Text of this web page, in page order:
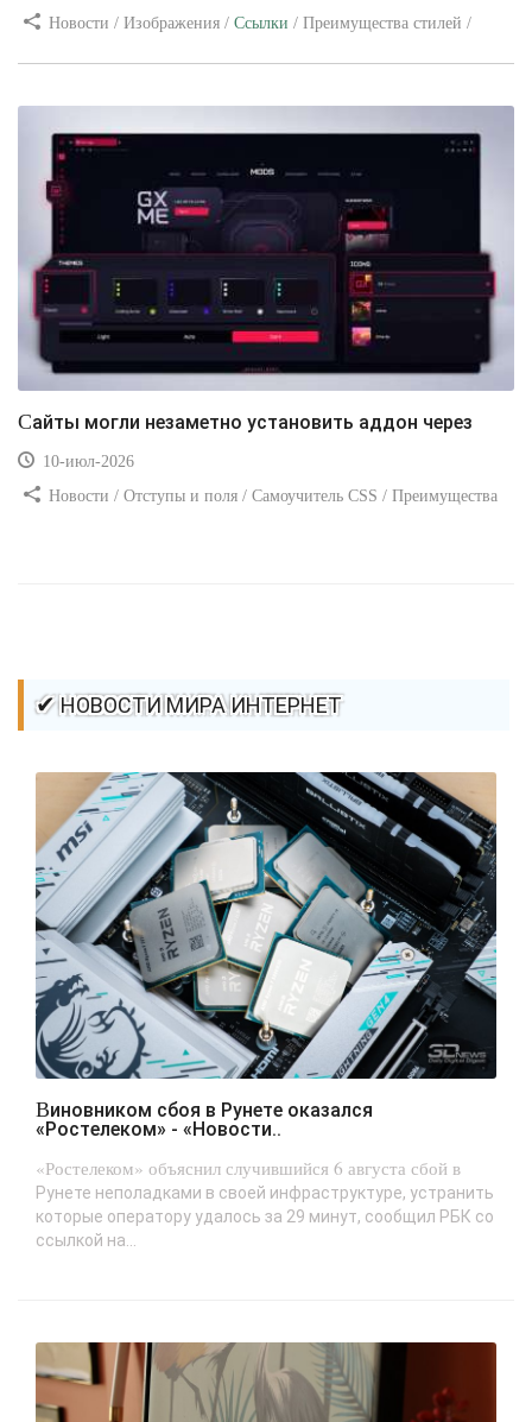
Новости / Изображения / Ссылки / Преимущества стилей /
Сайты могли незаметно установить аддон через
10-июл-2026
Новости / Отступы и поля / Самоучитель CSS / Преимущества
✔ НОВОСТИ МИРА ИНТЕРНЕТ
Виновником сбоя в Рунете оказался
«Ростелеком» - «Новости..
«Ростелеком» объяснил случившийся 6 августа сбой в
Рунете неполадками в своей инфраструктуре, устранить
которые оператору удалось за 29 минут, сообщил РБК со
ссылкой на...